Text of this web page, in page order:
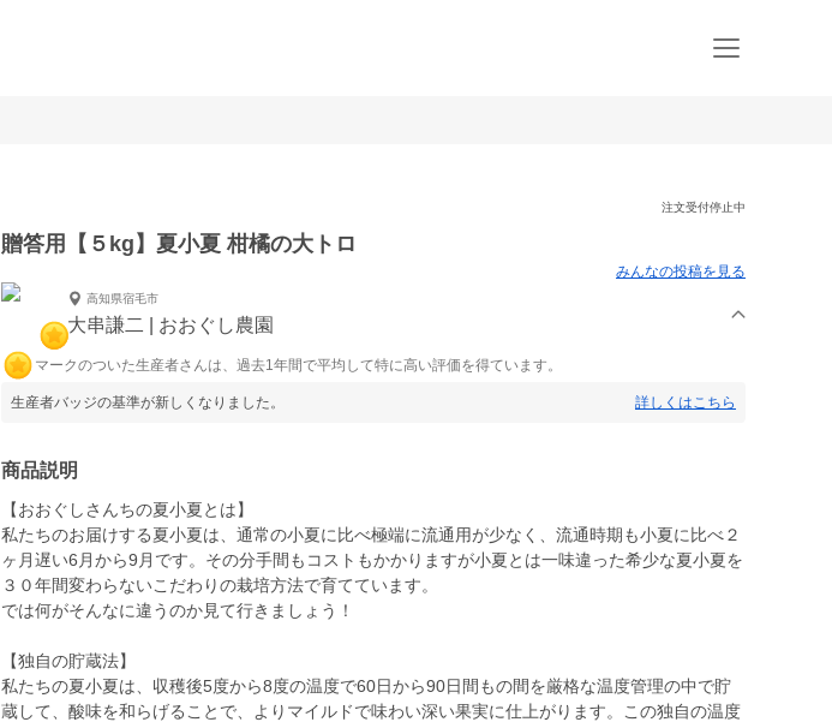
注文受付停止中
贈答用【５kg】夏小夏 柑橘の大トロ
みんなの投稿を見る
高知県宿毛市
大串謙二 | おおぐし農園
マークのついた生産者さんは、過去1年間で平均して特に高い評価を得ています。
生産者バッジの基準が新しくなりました。 詳しくはこちら
商品説明
【おおぐしさんちの夏小夏とは】
私たちのお届けする夏小夏は、通常の小夏に比べ極端に流通用が少なく、流通時期も小夏に比べ２
ヶ月遅い6月から9月です。その分手間もコストもかかりますが小夏とは一味違った希少な夏小夏を
３０年間変わらないこだわりの栽培方法で育てています。
では何がそんなに違うのか見て行きましょう！
【独自の貯蔵法】
私たちの夏小夏は、収穫後5度から8度の温度で60日から90日間もの間を厳格な温度管理の中で貯
蔵して、酸味を和らげることで、よりマイルドで味わい深い果実に仕上がります。この独自の温度